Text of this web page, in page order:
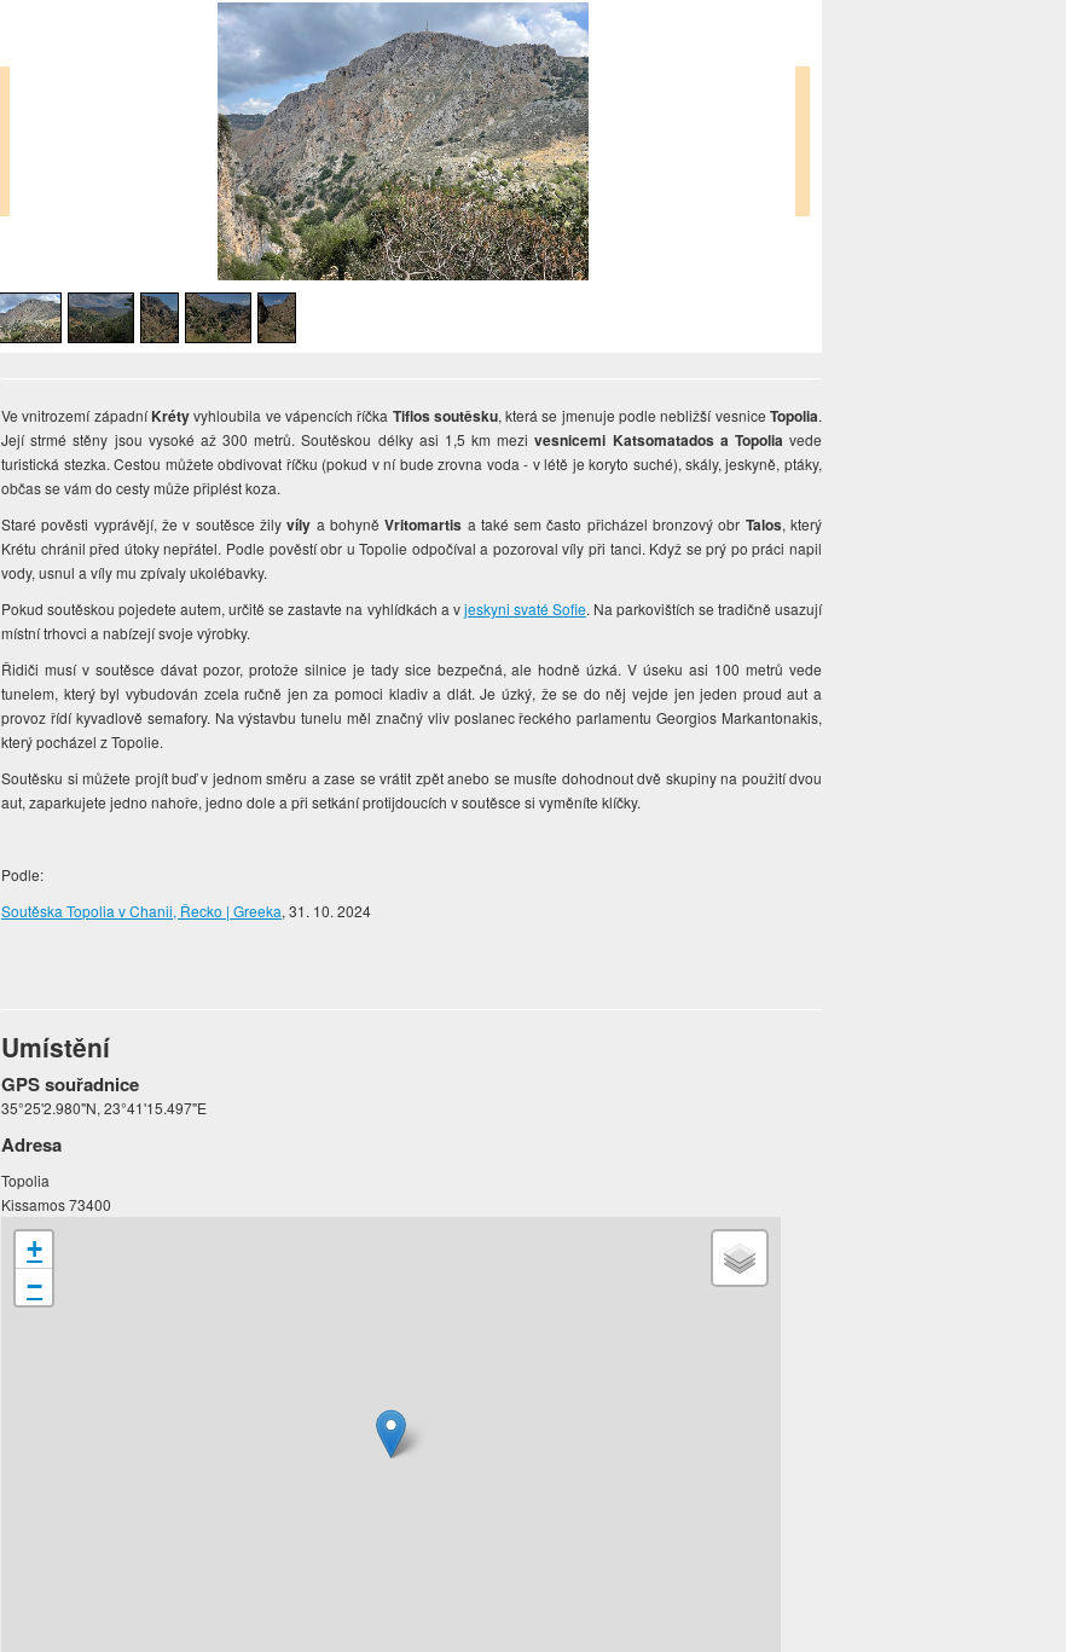
Ve vnitrozemí západníKrétyvyhloubila ve vápencích říčka Tiflos soutěsku, která se jmenuje podle nebližší vesniceTopolia.
Její strmé stěny jsou vysoké až 300 metrů. Soutěskou délky asi 1,5 km mezivesnicemi Katsomatados a Topolia vede
turistická stezka. Cestou můžete obdivovat říčku (pokud v ní bude zrovna voda - v létě je koryto suché), skály, jeskyně, ptáky,
občas se vám do cesty může připlést koza.
Staré pověsti vyprávějí, že v soutěsce žilyvíly a bohyněVritomartis a také sem často přicházel bronzový obr Talos, který
Krétu chránil před útoky nepřátel. Podle pověstí obr u Topolie odpočíval a pozoroval víly při tanci. Když se prý po práci napil
vody, usnul a víly mu zpívaly ukolébavky.
Pokud soutěskou pojedete autem, určitě se zastavte na vyhlídkách a vjeskyni svaté Sofie. Na parkovištích se tradičně usazují
místní trhovci a nabízejí svoje výrobky.
Řidiči musí v soutěsce dávat pozor, protože silnice je tady sice bezpečná, ale hodně úzká. V úseku asi 100 metrů vede
tunelem, který byl vybudován zcela ručně jen za pomoci kladiv a dlát. Je úzký, že se do něj vejde jen jeden proud aut a
provoz řídí kyvadlově semafory. Na výstavbu tunelu měl značný vliv poslanec řeckého parlamentu Georgios Markantonakis,
který pocházel z Topolie.
Soutěsku si můžete projít buď v jednom směru a zase se vrátit zpět anebo se musíte dohodnout dvě skupiny na použití dvou
aut, zaparkujete jedno nahoře, jedno dole a při setkání protijdoucích v soutěsce si vyměníte klíčky.
Podle:
Soutěska Topolia v Chanii, Řecko | Greeka, 31. 10. 2024
Umístění
GPS souřadnice
35°25'2.980"N, 23°41'15.497"E
Adresa
Topolia
Kissamos 73400
+
−